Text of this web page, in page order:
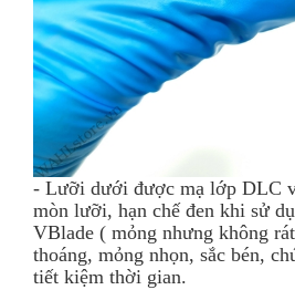
- Lưỡi dưới được mạ lớp DLC
mòn lưỡi, hạn chế đen khi sử
VBlade ( mỏng nhưng không
thoáng, mỏng nhọn, sắc bén,
tiết kiệm thời gian.